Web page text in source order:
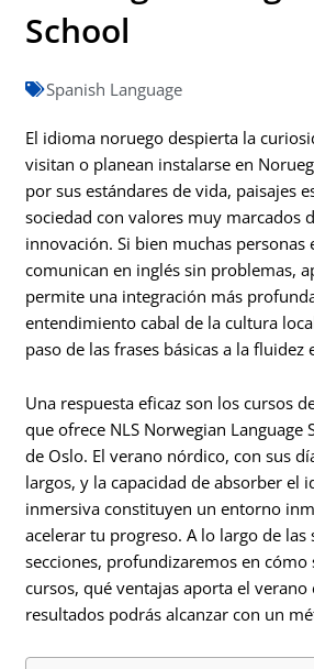
School
Spanish Language
El idioma noruego despierta la
visitan o planean instalarse en
por sus estándares de vida, paisajes
sociedad con valores muy marcados
innovación. Si bien muchas personas
comunican en inglés sin problemas,
permite una integración más
entendimiento cabal de la cultura
paso de las frases básicas a la fluidez
Una respuesta eficaz son los cursos
que ofrece NLS Norwegian Language
de Oslo. El verano nórdico, con sus
largos, y la capacidad de absorber el
inmersiva constituyen un entorno
acelerar tu progreso. A lo largo de las
secciones, profundizaremos en cómo
cursos, qué ventajas aporta el verano
resultados podrás alcanzar con un